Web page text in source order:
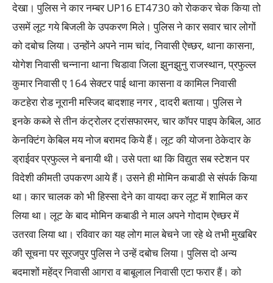
देखा। पुलिस ने कार नम्बर UP16 ET4730 को रोककर चेक किया तो
उसमें लूट गये बिजली के उपकरण मिले। पुलिस ने कार सवार चार लोगों
को दबोच लिया। उन्होंने अपने नाम चांद, निवासी ऐच्छर, थाना कासना,
योगेश निवासी चन्नाना थाना चिडावा जिला झुनझुनु राजस्थान, प्रफुल्ल
कुमार निवासी ए 164 सेक्टर पाई थाना कासना व कामिल निवासी
कटहेरा रोड नूरानी मस्जिद बादशाह नगर , दादरी बताया। पुलिस ने
इनके कब्जे से तीन कंट्रोलर ट्रांसफारमर, चार कॉपर पाइप केबिल, आठ
केनक्टिंग केबिल मय नोज बरामद किये हैं। लूट की योजना ठेकेदार के
ड्राईवर प्रफुल्ल ने बनायी थी। उसे पता था कि विद्युत सब स्टेशन पर
विदेशी कीमती उपकरण आये हैं। उसने ही मोमिन कबाडी से संपर्क किया
था। कार चालक को भी हिस्सा देने का वायदा कर लूट में शामिल कर
लिया था। लूट के बाद मोमिन कबाडी ने माल अपने गोदाम ऐच्छर में
उतरवा लिया था। रविवार का यह लोग माल बेचने जा रहे थे तभी मुखबिर
की सूचना पर सूरजपुर पुलिस ने उन्हें दबोच लिया। पुलिस दो अन्य
बदमाशों महेंद्र निवासी आगरा व बाबूलाल निवासी एटा फरार हैं। को